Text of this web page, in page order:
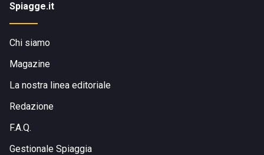
Spiagge.it
Chi siamo
Magazine
La nostra linea editoriale
Redazione
F.A.Q.
Gestionale Spiaggia